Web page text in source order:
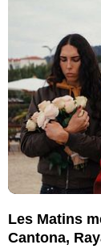
Les Matins
Cantona,